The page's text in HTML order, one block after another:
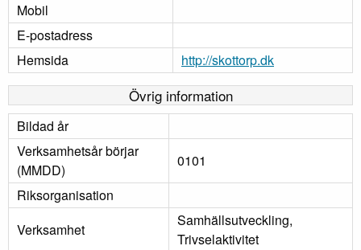
Mobil
E-postadress
Hemsida
http://skottorp.dk
Övrig information
Bildad år
Verksamhetsår börjar
(MMDD)
0101
Riksorganisation
Verksamhet
Samhällsutveckling,
Trivselaktivitet